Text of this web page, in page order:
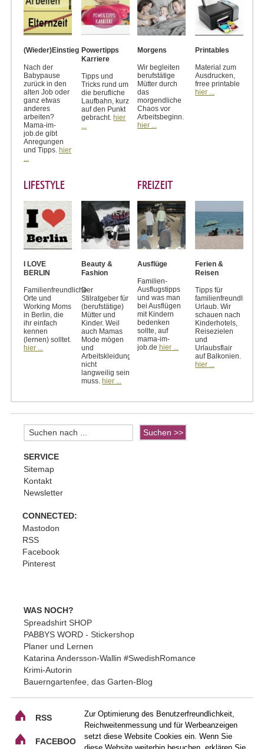
Zur Optimierung des Benutzerfreundlichkeit,
Reichweitenmessung und für Werbeanzeigen
setzt diese Website Cookies ein. Wenn Sie
(Wieder)Einstieg
Nach der
Babypause
zurück in den
alten Job oder
ganz etwas
anderes
arbeiten?
Mama-im-
job.de gibt
Anregungen
und Tipps. hier
...
Powertipps
Karriere
Tipps und
Tricks rund um
die berufliche
Laufbahn, kurz
auf den Punkt
gebracht. hier
...
Morgens
Wir begleiten
berufstätige
Mütter durch
das
morgendliche
Chaos vor
Arbeitsbeginn.
hier ...
Printables
Material zum
Ausdrucken,
frree printable
hier ...
LIFESTYLE
I LOVE
BERLIN
Familienfreundliche
Orte und
Working Moms
in Berlin, die
ihr einfach
kennen
(lernen) solltet.
hier ...
Beauty &
Fashion
Der
Stilratgeber für
(berufstätige)
Mütter und
Kinder. Weil
auch Mamas
Mode mögen
und
Arbeitskleidung
nicht
langweilig sein
muss. hier ...
FREIZEIT
Ausflüge
Familien-
Ausflugstipps
und was man
bei Ausflügen
mit Kindern
bedenken
sollte, auf
mama-im-
job.de hier ...
Ferien &
Reisen
Tipps für
familienfreundlichen
Urlaub. Wir
schauen nach
Kinderhotels,
Reisezielen
und
Urlaubsflair
auf Balkonien.
hier ...
SERVICE
Sitemap
Kontakt
Newsletter
CONNECTED:
Mastodon
RSS
Facebook
Pinterest
WAS NOCH?
Spreadshirt SHOP
PABBYS WORD - Stickershop
Planer und Lernen
Katarina Andersson-Wallin #SwedishRomance
Krimi-Autorin
Bauerngartenfee, das Garten-Blog
RSS
FACEBOOK